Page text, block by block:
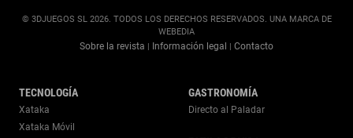
© 3DJUEGOS SL 2026. TODOS LOS DERECHOS RESERVADOS. UNA MARCA DE
WEBEDIA
Sobre la revista Información legal Contacto
TECNOLOGÍA
Xataka
Xataka Móvil
GASTRONOMÍA
Directo al Paladar